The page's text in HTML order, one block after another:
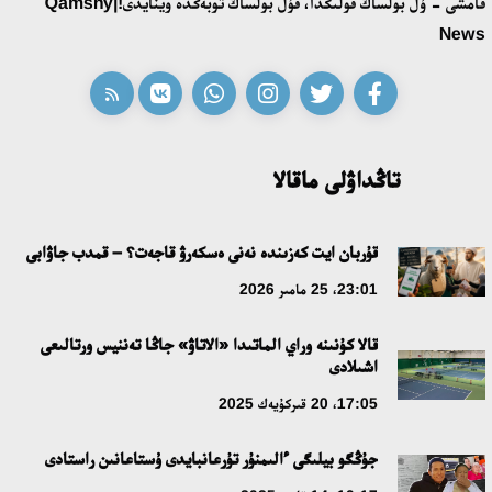
قازاق تىلىندەگى «قۇت» كونسەپتىسىنىڭ لينگۆومادەني سيپاتى
ابايدىڭ ادام تاربيەسى تۋرالى كوزقاراستارىنىڭ وزەكتىلىگى
مە؟
18:16، 20 شىلدە 2026
ۇلتتىق ءارحيۆتىڭ اشىلعانىنا 20 جىل: نەگىزگى جەتىستىكتەرى مەن
دامۋ باعىتى
مەملەكەت باسشىسى كوبەيتۇز كولىنىڭ جاي-كۇيىنە نازار اۋداردى
News
تاڭداۋلى ماقالا
قۇربان ايت كەزىندە نەنى ەسكەرۋ قاجەت؟ – قمدب جاۋابى
23:01، 25 مامىر 2026
قالا كۇنىنە وراي الماتىدا «الاتاۋ» جاڭا تەننيس ورتالىعى
اشىلادى
17:05، 20 قىركۇيەك 2025
جۇڭگو بيلىگى ءالىمنۇر تۇرعانبايدى ۇستاعانىن راستادى